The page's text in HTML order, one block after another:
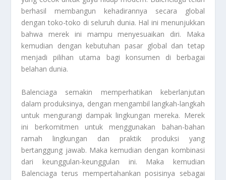
berhasil membangun kehadirannya secara global
dengan toko-toko di seluruh dunia. Hal ini menunjukkan
bahwa merek ini mampu menyesuaikan diri. Maka
kemudian dengan kebutuhan pasar global dan tetap
menjadi pilihan utama bagi konsumen di berbagai
belahan dunia.
Balenciaga semakin memperhatikan keberlanjutan
dalam produksinya, dengan mengambil langkah-langkah
untuk mengurangi dampak lingkungan mereka. Merek
ini berkomitmen untuk menggunakan bahan-bahan
ramah lingkungan dan praktik produksi yang
bertanggung jawab. Maka kemudian dengan kombinasi
dari keunggulan-keunggulan ini. Maka kemudian
Balenciaga terus mempertahankan posisinya sebagai